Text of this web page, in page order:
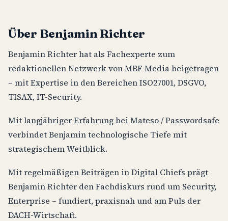
Über Benjamin Richter
Benjamin Richter hat als Fachexperte zum
redaktionellen Netzwerk von MBF Media beigetragen
– mit Expertise in den Bereichen ISO27001, DSGVO,
TISAX, IT-Security.
Mit langjähriger Erfahrung bei Mateso / Passwordsafe
verbindet Benjamin technologische Tiefe mit
strategischem Weitblick.
Mit regelmäßigen Beiträgen in Digital Chiefs prägt
Benjamin Richter den Fachdiskurs rund um Security,
Enterprise – fundiert, praxisnah und am Puls der
DACH-Wirtschaft.